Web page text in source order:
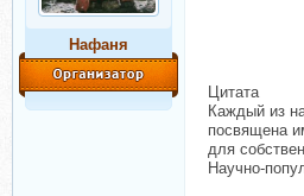
Нафаня
Цитата
Каждый из
посвящена
для
Научно-